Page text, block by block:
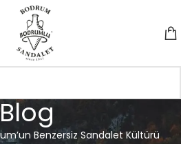
Blog
Benzersiz Sandalet Kültürü